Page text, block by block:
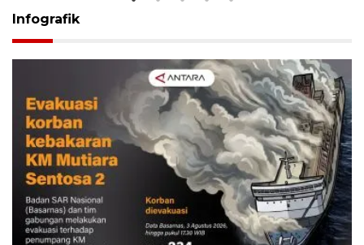
Infografik